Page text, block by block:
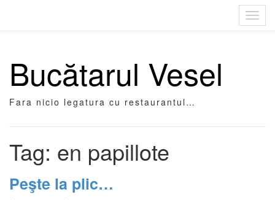
Bucătarul Vesel
Fara nicio legatura cu restaurantul…
Tag: en papillote
Peşte la plic…